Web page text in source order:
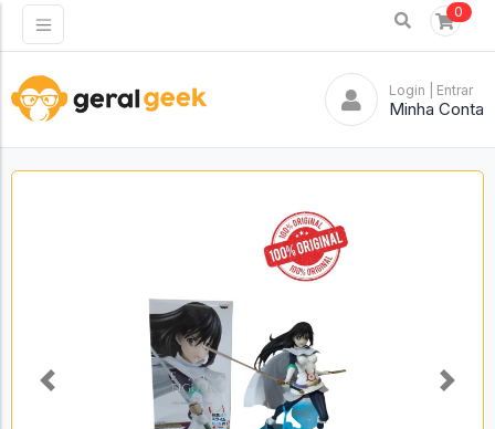
0
Login | Entrar
Minha Conta
Previous Next